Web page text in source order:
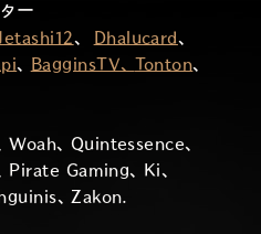
ー
、 Dhalucard、
、 BagginsTV、 Tonton、
Woah、Quintessence、
Gaming、Ki、
、Zakon.